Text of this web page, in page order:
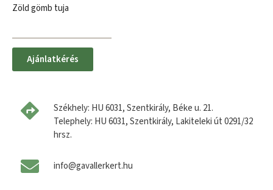
Zöld gömb tuja
Ajánlatkérés
Székhely: HU 6031, Szentkirály, Béke u. 21.
Telephely: HU 6031, Szentkirály, Lakiteleki út 0291/32
hrsz.
info@gavallerkert.hu